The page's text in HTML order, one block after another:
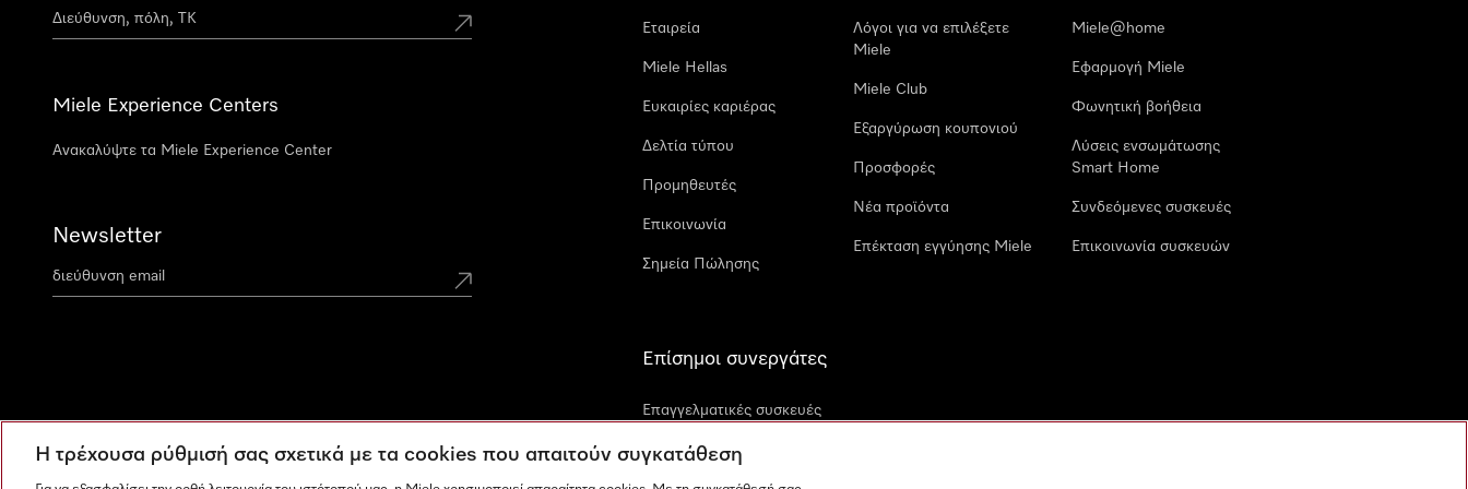
Miele Experience Centers
Ανακαλύψτε τα Miele Experience Center
Newsletter
Εταιρεία
Miele Hellas
Ευκαιρίες καριέρας
Δελτία τύπου
Προμηθευτές
Επικοινωνία
Σημεία Πώλησης
Λόγοι για να επιλέξετε
Miele
Miele Club
Εξαργύρωση κουπονιού
Προσφορές
Νέα προϊόντα
Επέκταση εγγύησης Miele
Miele@home
Εφαρμογή Miele
Φωνητική βοήθεια
Λύσεις ενσωμάτωσης
Smart Home
Συνδεόμενες συσκευές
Επικοινωνία συσκευών
Επίσημοι συνεργάτες
Επαγγελματικές συσκευές
Η τρέχουσα ρύθμισή σας σχετικά με τα cookies που απαιτούν συγκατάθεση